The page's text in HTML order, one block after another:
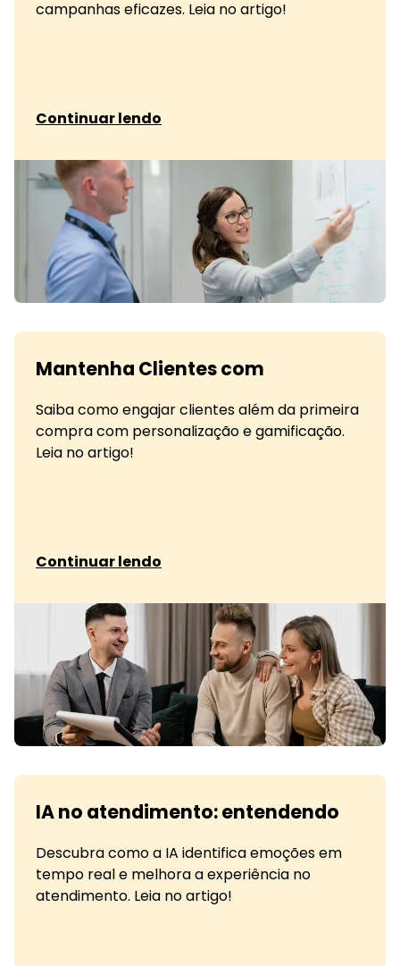
campanhas eficazes. Leia no artigo!
Continuar lendo
Mantenha Clientes com
Saiba como engajar clientes além da primeira
compra com personalização e gamificação.
Leia no artigo!
Continuar lendo
IA no atendimento: entendendo
Descubra como a IA identifica emoções em
tempo real e melhora a experiência no
atendimento. Leia no artigo!